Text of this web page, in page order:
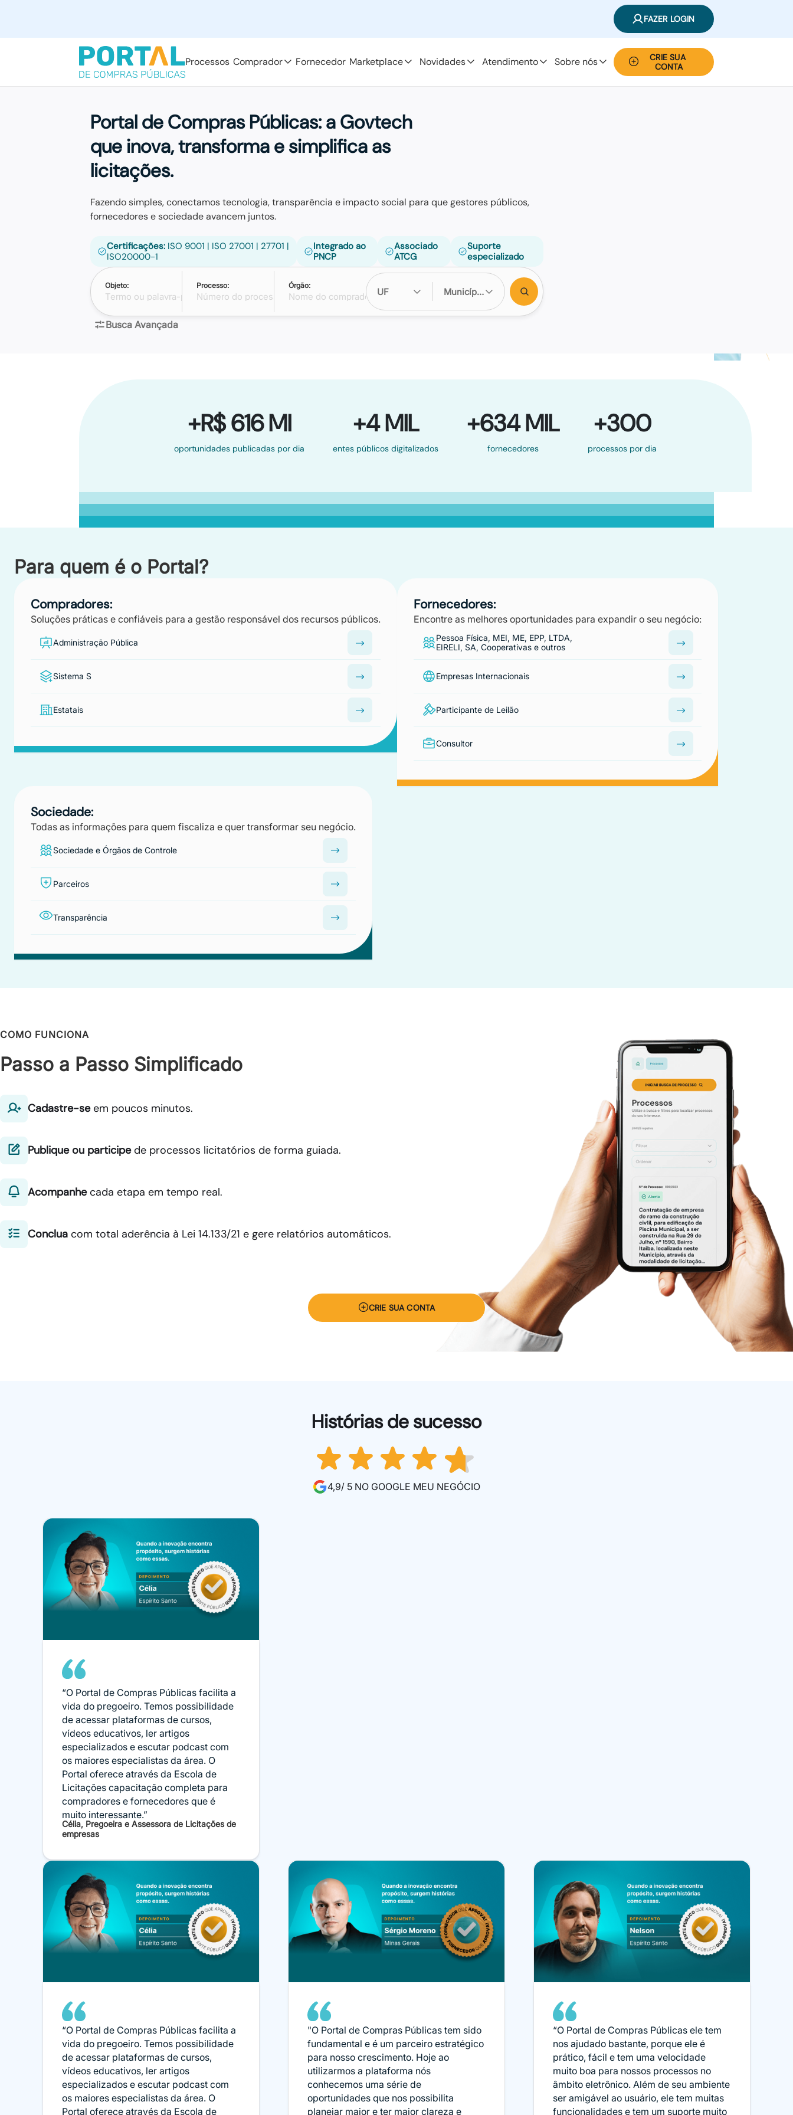
FAZER LOGIN
Processos Comprador Fornecedor Marketplace Novidades Atendimento Sobre nós
CRIE SUA
CONTA
Portal de Compras Públicas:a Govtech
que inova, transforma e simplifica as
licitações.
Fazendo simples, conectamos tecnologia, transparência e impacto social para que gestores públicos,
fornecedores e sociedade avancem juntos.
Certificações:ISO 9001 | ISO 27001 | 27701 |
ISO20000-1
Integrado ao
PNCP
Associado
ATCG
Suporte
especializado
Objeto: Processo: Órgão:
UF Município
Busca Avançada
+R$ 616 MI
oportunidades publicadas por dia
+4 MIL
entes públicos digitalizados
+634 MIL
fornecedores
+300
processos por dia
Para quem é o Portal?
Compradores:
Soluções práticas e confiáveis para a gestão responsável dos recursos públicos.
Administração Pública
Sistema S
Estatais
Fornecedores:
Encontre as melhores oportunidades para expandir o seu negócio:
Pessoa Física, MEI, ME, EPP, LTDA,
EIRELI, SA, Cooperativas e outros
Empresas Internacionais
Participante de Leilão
Consultor
Sociedade:
Todas as informações para quem fiscaliza e quer transformar seu negócio.
Sociedade e Órgãos de Controle
Parceiros
Transparência
COMO FUNCIONA
Passo a Passo Simplificado
Cadastre-seem poucos minutos.
Publique ou participede processos licitatórios de forma guiada.
Acompanhecada etapa em tempo real.
Conclua com total aderência à Lei 14.133/21 e gere relatórios automáticos.
CRIE SUA CONTA
Histórias de sucesso
4,9/ 5 NO GOOGLE MEU NEGÓCIO
“O Portal de Compras Públicas facilita a
vida do pregoeiro. Temos possibilidade
de acessar plataformas de cursos,
vídeos educativos, ler artigos
especializados e escutar podcast com
os maiores especialistas da área. O
Portal oferece através da Escola de
Licitações capacitação completa para
compradores e fornecedores que é
muito interessante.”
Célia, Pregoeira e Assessora de Licitações de
empresas
“O Portal de Compras Públicas facilita a
vida do pregoeiro. Temos possibilidade
de acessar plataformas de cursos,
vídeos educativos, ler artigos
especializados e escutar podcast com
os maiores especialistas da área. O
Portal oferece através da Escola de
"O Portal de Compras Públicas tem sido
fundamental e é um parceiro estratégico
para nosso crescimento. Hoje ao
utilizarmos a plataforma nós
conhecemos uma série de
oportunidades que nos possibilita
planejar maior e ter maior clareza e
“O Portal de Compras Públicas ele tem
nos ajudado bastante, porque ele é
prático, fácil e tem uma velocidade
muito boa para nossos processos no
âmbito eletrônico. Além de seu ambiente
ser amigável ao usuário, ele tem muitas
funcionalidades e tem um suporte muito